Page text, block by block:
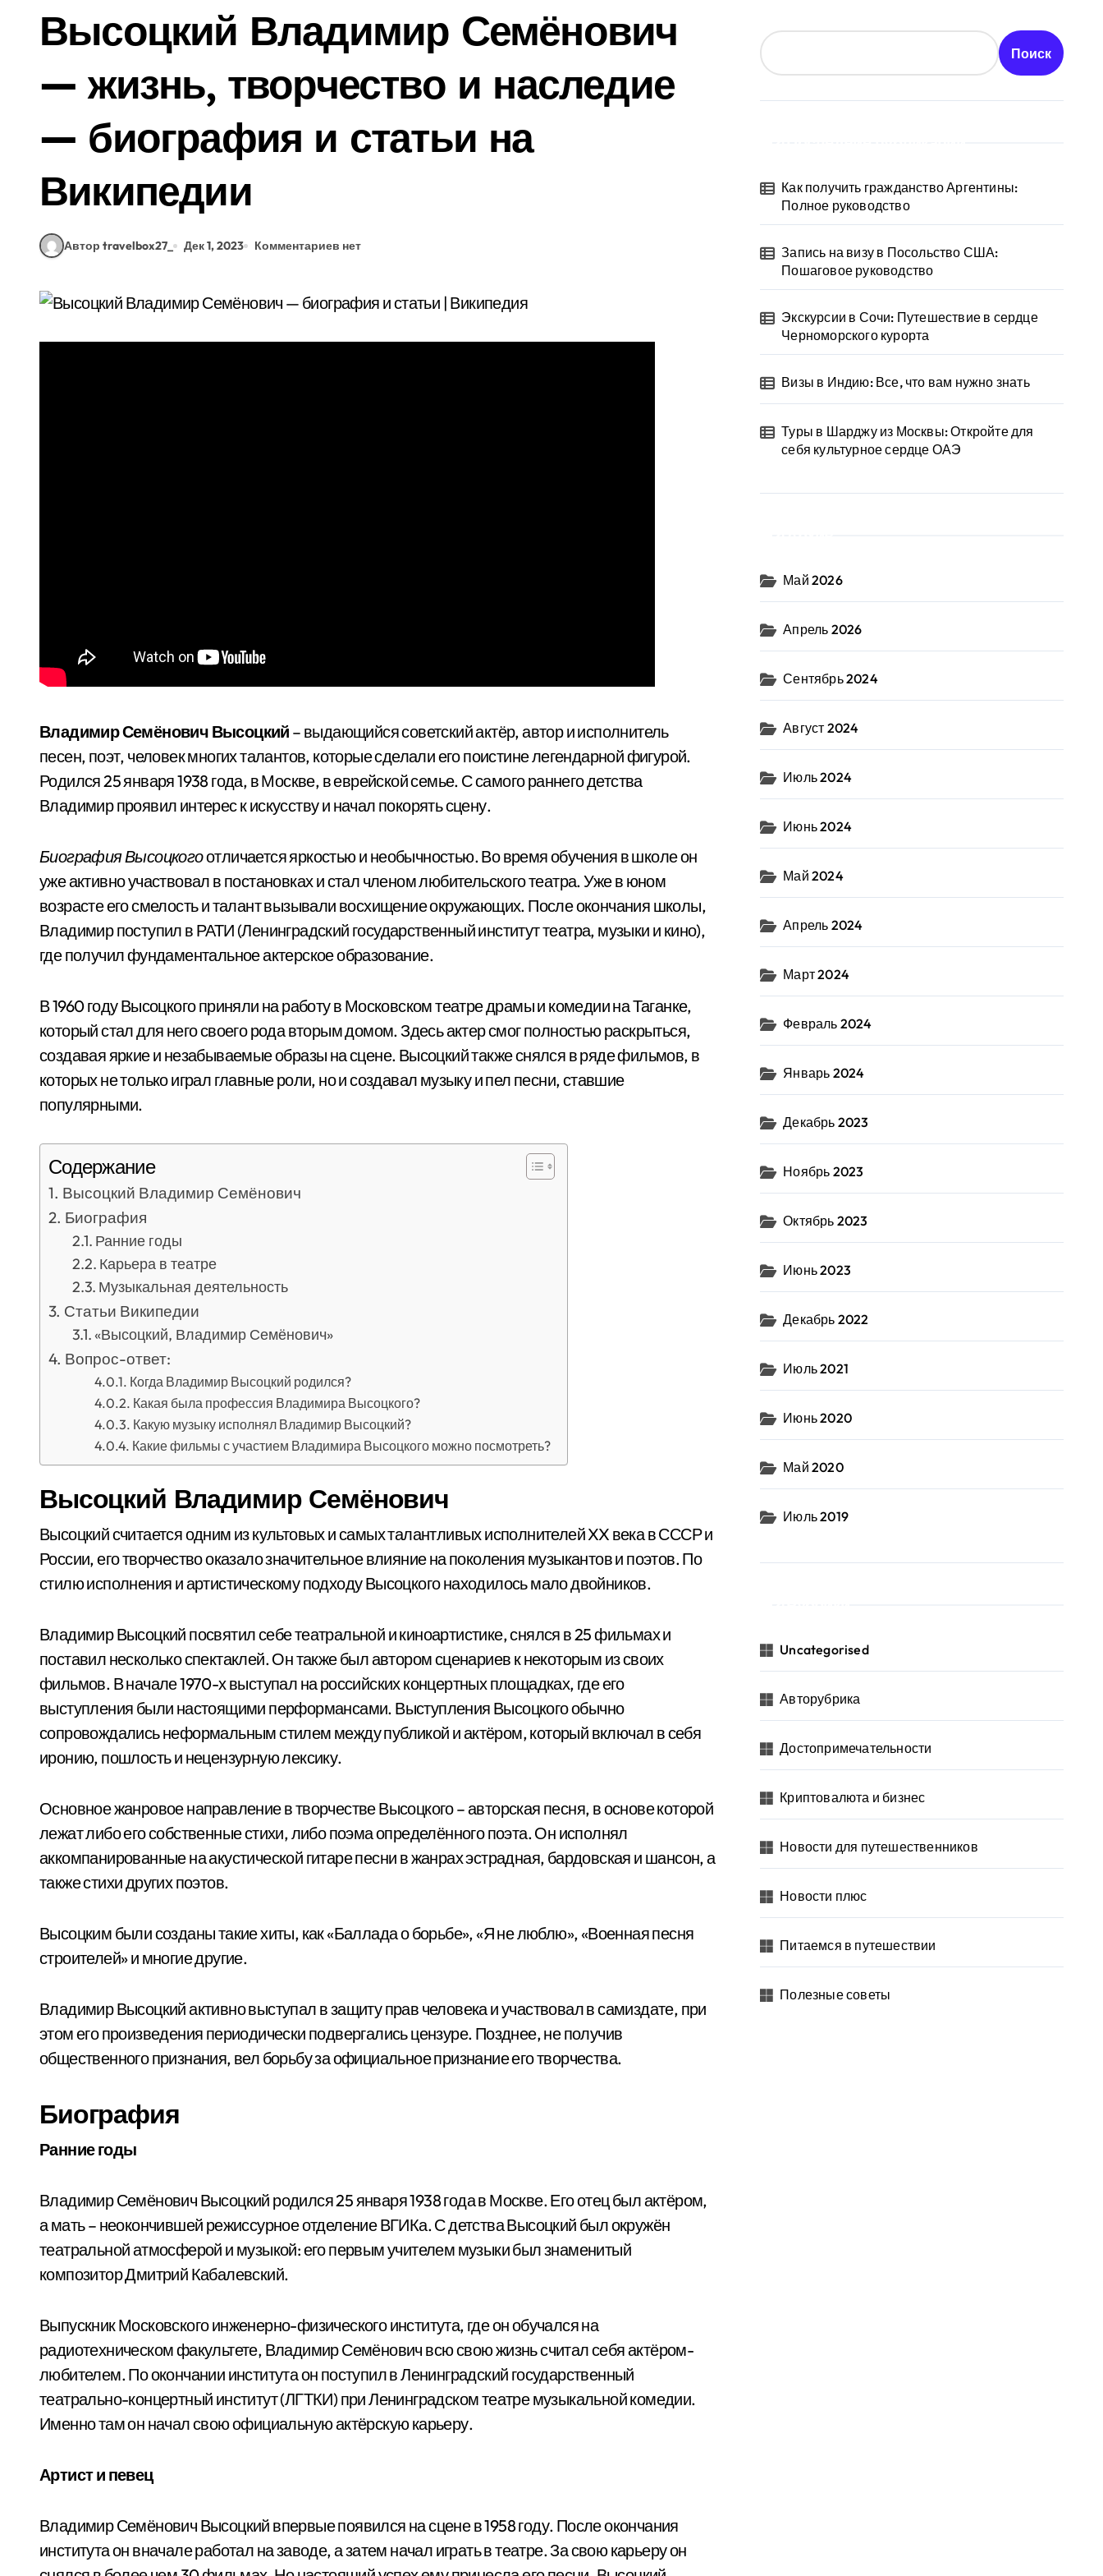
Высоцкий Владимир Семёнович
— жизнь, творчество и наследие
— биография и статьи на
Википедии
Автор travelbox27_ Дек 1, 2023 Комментариев нет
Владимир Семёнович Высоцкий – выдающийся советский актёр, автор и исполнитель
песен, поэт, человек многих талантов, которые сделали его поистине легендарной фигурой.
Родился 25 января 1938 года, в Москве, в еврейской семье. С самого раннего детства
Владимир проявил интерес к искусству и начал покорять сцену.
Биография Высоцкогоотличается яркостью и необычностью. Во время обучения в школе он
уже активно участвовал в постановках и стал членом любительского театра. Уже в юном
возрасте его смелость и талант вызывали восхищение окружающих. После окончания школы,
Владимир поступил в РАТИ (Ленинградский государственный институт театра, музыки и кино),
где получил фундаментальное актерское образование.
В 1960 году Высоцкого приняли на работу в Московском театре драмы и комедии на Таганке,
который стал для него своего рода вторым домом. Здесь актер смог полностью раскрыться,
создавая яркие и незабываемые образы на сцене. Высоцкий также снялся в ряде фильмов, в
которых не только играл главные роли, но и создавал музыку и пел песни, ставшие
популярными.
Содержание
Высоцкий Владимир Семёнович
Биография
Ранние годы
Карьера в театре
Музыкальная деятельность
Статьи Википедии
«Высоцкий, Владимир Семёнович»
Вопрос-ответ:
Когда Владимир Высоцкий родился?
Какая была профессия Владимира Высоцкого?
Какую музыку исполнял Владимир Высоцкий?
Какие фильмы с участием Владимира Высоцкого можно посмотреть?
Высоцкий Владимир Семёнович
Высоцкий считается одним из культовых и самых талантливых исполнителей XX века в СССР и
России, его творчество оказало значительное влияние на поколения музыкантов и поэтов. По
стилю исполнения и артистическому подходу Высоцкого находилось мало двойников.
Владимир Высоцкий посвятил себе театральной и киноартистике, снялся в 25 фильмах и
поставил несколько спектаклей. Он также был автором сценариев к некоторым из своих
фильмов. В начале 1970-х выступал на российских концертных площадках, где его
выступления были настоящими перформансами. Выступления Высоцкого обычно
сопровождались неформальным стилем между публикой и актёром, который включал в себя
иронию, пошлость и нецензурную лексику.
Основное жанровое направление в творчестве Высоцкого – авторская песня, в основе которой
лежат либо его собственные стихи, либо поэма определённого поэта. Он исполнял
аккомпанированные на акустической гитаре песни в жанрах эстрадная, бардовская и шансон, а
также стихи других поэтов.
Высоцким были созданы такие хиты, как «Баллада о борьбе», «Я не люблю», «Военная песня
строителей» и многие другие.
Владимир Высоцкий активно выступал в защиту прав человека и участвовал в самиздате, при
этом его произведения периодически подвергались цензуре. Позднее, не получив
общественного признания, вел борьбу за официальное признание его творчества.
Биография
Ранние годы
Владимир Семёнович Высоцкий родился 25 января 1938 года в Москве. Его отец был актёром,
а мать – неокончившей режиссурное отделение ВГИКа. С детства Высоцкий был окружён
театральной атмосферой и музыкой: его первым учителем музыки был знаменитый
композитор Дмитрий Кабалевский.
Выпускник Московского инженерно-физического института, где он обучался на
радиотехническом факультете, Владимир Семёнович всю свою жизнь считал себя актёром-
любителем. По окончании института он поступил в Ленинградский государственный
театрально-концертный институт (ЛГТКИ) при Ленинградском театре музыкальной комедии.
Именно там он начал свою официальную актёрскую карьеру.
Артист и певец
Владимир Семёнович Высоцкий впервые появился на сцене в 1958 году. После окончания
института он вначале работал на заводе, а затем начал играть в театре. За свою карьеру он
Поиск
Как получить гражданство Аргентины:
Полное руководство
Запись на визу в Посольство США:
Пошаговое руководство
Экскурсии в Сочи: Путешествие в сердце
Черноморского курорта
Визы в Индию: Все, что вам нужно знать
Туры в Шарджу из Москвы: Откройте для
себя культурное сердце ОАЭ
Май 2026
Апрель 2026
Сентябрь 2024
Август 2024
Июль 2024
Июнь 2024
Май 2024
Апрель 2024
Март 2024
Февраль 2024
Январь 2024
Декабрь 2023
Ноябрь 2023
Октябрь 2023
Июнь 2023
Декабрь 2022
Июль 2021
Июнь 2020
Май 2020
Июль 2019
Uncategorised
Авторубрика
Достопримечательности
Криптовалюта и бизнес
Новости для путешественников
Новости плюс
Питаемся в путешествии
Полезные советы